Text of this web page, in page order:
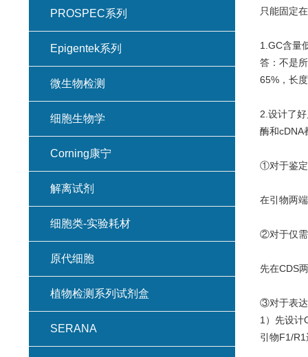
只能固定
1.GC含量
答：不是
65%，长
2.设计了
酶和cDNA
①对于鉴定
在引物两
②对于仅需
先在CDS
③对于表达
1）先设计
引物F1/
PROSPEC系列
Epigentek系列
微生物检测
细胞生物学
Corning康宁
解离试剂
细胞类-实验耗材
原代细胞
植物检测系列试剂盒
SERANA